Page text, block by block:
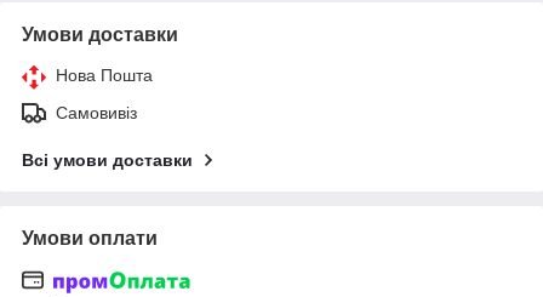
Умови доставки
Нова Пошта
Самовивіз
Всі умови доставки
Умови оплати